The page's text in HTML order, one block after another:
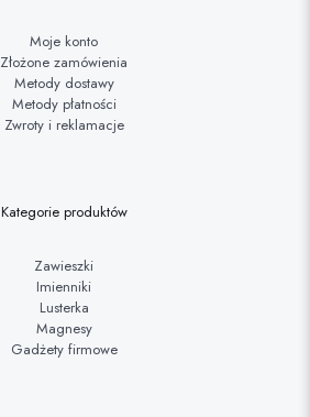
Moje konto
Złożone zamówienia
Metody dostawy
Metody płatności
Zwroty i reklamacje
Kategorie produktów
Zawieszki
Imienniki
Lusterka
Magnesy
Gadżety firmowe